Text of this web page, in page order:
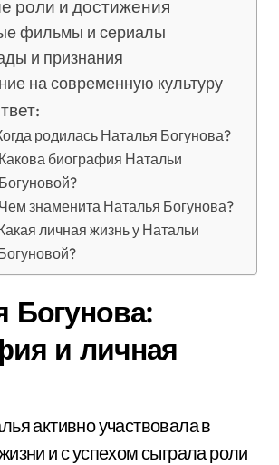
роли и достижения
фильмы и сериалы
и признания
на современную культуру
родилась Наталья Богунова?
Какова биография Натальи
Богуновой?
Чем знаменита Наталья Богунова?
личная жизнь у Натальи
Богунова:
и личная
активно участвовала в
и с успехом сыграла роли